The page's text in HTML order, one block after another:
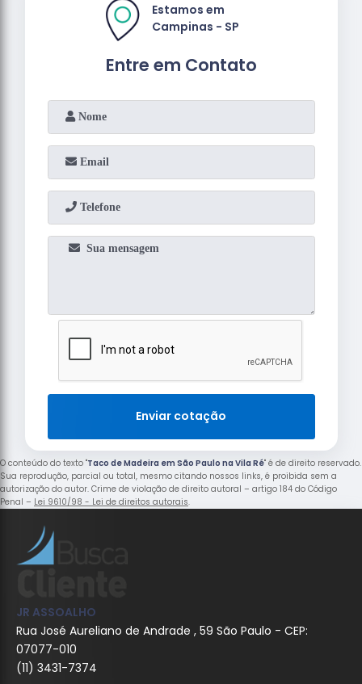
Entre em Contato
Estamos em
Campinas - SP
Enviar cotação
O conteúdo do texto "Taco de Madeira em São Paulo na Vila Ré" é de direito reservado.
Sua reprodução, parcial ou total, mesmo citando nossos links, é proibida sem a
autorização do autor. Crime de violação de direito autoral – artigo 184 do Código
Penal – Lei 9610/98 - Lei de direitos autorais.
JR ASSOALHO
Rua José Aureliano de Andrade , 59 São Paulo - CEP:
07077-010
(11) 3431-7374